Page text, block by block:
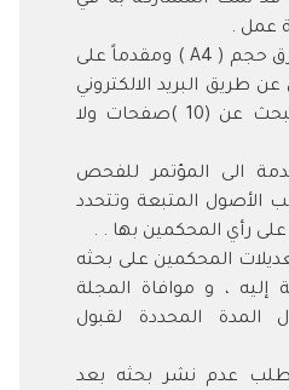
عمل .
أن يكون البحث على ورق حجم ( A4 ) ومقدماً على
طريق البريد الالكتروني
بحيث لا يقل حجم البحث عن (10 )صفحات ولا
الى المؤتمر للفحص
الأصول المتبعة وتتحدد
رأي المحكمين بها . .
المحكمين على بحثه
إليه ، و موافاة المجلة
المدة المحددة لقبول
يطلب عدم نشر بحثه بعد